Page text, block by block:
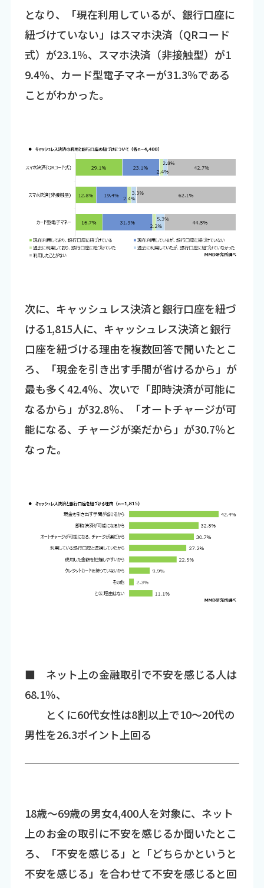
となり、「現在利用しているが、銀行口座に
紐づけていない」はスマホ決済（QRコード
式）が23.1％、スマホ決済（非接触型）が1
9.4％、カード型電子マネーが31.3％である
ことがわかった。
次に、キャッシュレス決済と銀行口座を紐づ
ける1,815人に、キャッシュレス決済と銀行
口座を紐づける理由を複数回答で聞いたとこ
ろ、「現金を引き出す手間が省けるから」が
最も多く42.4％、次いで「即時決済が可能に
なるから」が32.8％、「オートチャージが可
能になる、チャージが楽だから」が30.7％と
なった。
■ ネット上の金融取引で不安を感じる人は
68.1％、
とくに60代女性は8割以上で10～20代の
男性を26.3ポイント上回る
18歳～69歳の男女4,400人を対象に、ネット
上のお金の取引に不安を感じるか聞いたとこ
ろ、「不安を感じる」と「どちらかというと
不安を感じる」を合わせて不安を感じると回